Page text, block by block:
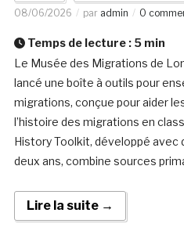
08/06/2026 par admin 0
Temps de lecture : 5 min
Le Musée des Migrations de
lancé une boîte à outils pour
migrations, conçue pour aider
l’histoire des migrations en
History Toolkit, développé avec
deux ans, combine sources
Lire la suite →